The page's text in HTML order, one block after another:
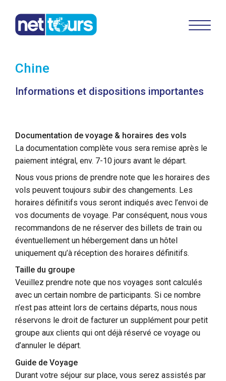
Chine
Informations et dispositions importantes
Documentation de voyage & horaires des vols
La documentation complète vous sera remise après le
paiement intégral, env. 7-10 jours avant le départ.
Nous vous prions de prendre note que les horaires des
vols peuvent toujours subir des changements. Les
horaires définitifs vous seront indiqués avec l’envoi de
vos documents de voyage. Par conséquent, nous vous
recommandons de ne réserver des billets de train ou
éventuellement un hébergement dans un hôtel
uniquement qu’à réception des horaires définitifs.
Taille du groupe
Veuillez prendre note que nos voyages sont calculés
avec un certain nombre de participants. Si ce nombre
n’est pas atteint lors de certains départs, nous nous
réservons le droit de facturer un supplément pour petit
groupe aux clients qui ont déjà réservé ce voyage ou
d’annuler le départ.
Guide de Voyage
Durant votre séjour sur place, vous serez assistés par